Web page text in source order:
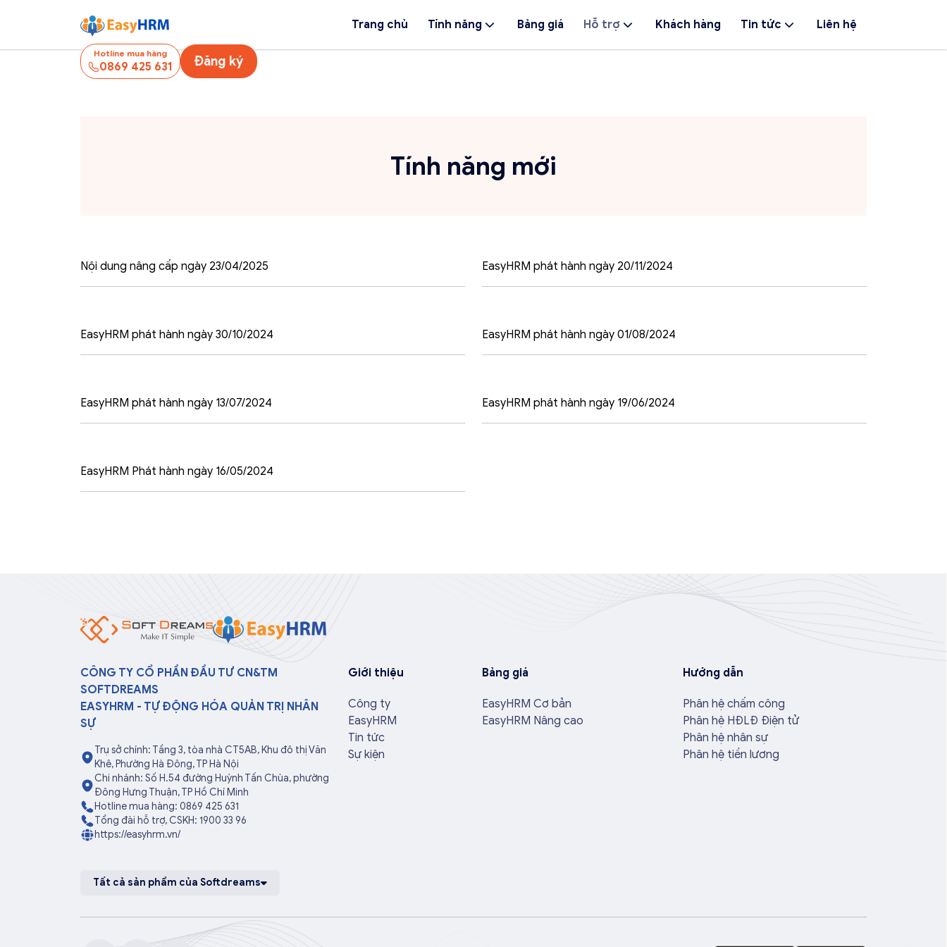
Trang chủ Tính năng Bảng giá Hỗ trợ Khách hàng Tin tức Liên hệ
Hotline mua hàng
0869 425 631 Đăng ký
Tính năng mới
Nội dung nâng cấp ngày 23/04/2025 EasyHRM phát hành ngày 20/11/2024
EasyHRM phát hành ngày 30/10/2024 EasyHRM phát hành ngày 01/08/2024
EasyHRM phát hành ngày 13/07/2024 EasyHRM phát hành ngày 19/06/2024
EasyHRM Phát hành ngày 16/05/2024
CÔNG TY CỔ PHẦN ĐẦU TƯ CN&TM
SOFTDREAMS
EASYHRM - TỰ ĐỘNG HÓA QUẢN TRỊ NHÂN
SỰ
Trụ sở chính: Tầng 3, tòa nhà CT5AB, Khu đô thị Văn
Khê, Phường Hà Đông, TP Hà Nội
Chi nhánh: Số H.54 đường Huỳnh Tấn Chùa, phường
Đông Hưng Thuận, TP Hồ Chí Minh
Hotline mua hàng: 0869 425 631
Tổng đài hỗ trợ, CSKH: 1900 33 96
https://easyhrm.vn/
Giới thiệu
Công ty
EasyHRM
Tin tức
Sự kiện
Bảng giá
EasyHRM Cơ bản
EasyHRM Nâng cao
Hướng dẫn
Phân hệ chấm công
Phân hệ HĐLĐ Điện tử
Phân hệ nhân sự
Phân hệ tiền lương
Tất cả sản phẩm của Softdreams